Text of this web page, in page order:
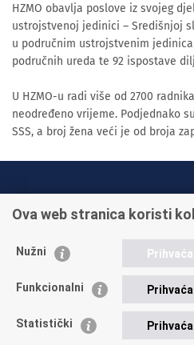
HZMO obavlja poslove iz svojeg
ustrojstvenoj jedinici – Središnjoj
u područnim ustrojstvenim
područnih ureda te 92 ispostave
U HZMO-u radi više od 2700
neodređeno vrijeme. Podjednako
SSS, a broj žena veći je od broja
+385
Ova web stranica koristi
Nužni
Funkcionalni
Statistički